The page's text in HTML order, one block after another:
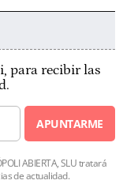
para recibir las
APUNTARME
ABIERTA, SLU tratará
de actualidad.